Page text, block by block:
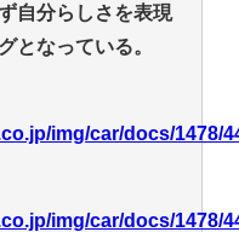
自分らしさを表現
となっている。
img/car/docs/1478/
img/car/docs/1478/